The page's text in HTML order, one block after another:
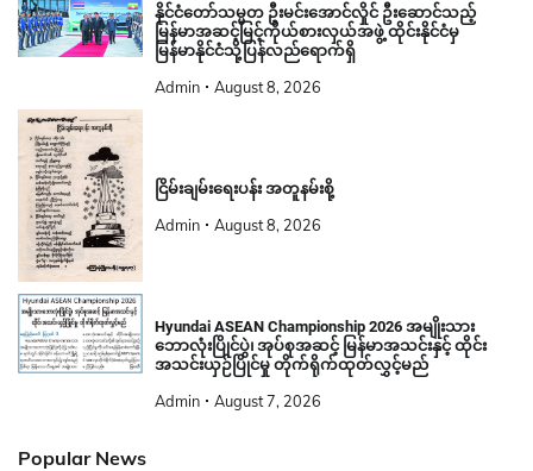
နိုင်ငံတော်သမ္မတ ဦးမင်းအောင်လှိုင် ဦးဆောင်သည့်
မြန်မာအဆင့်မြင့်ကိုယ်စားလှယ်အဖွဲ့ ထိုင်းနိုင်ငံမှ
မြန်မာနိုင်ငံသို့ပြန်လည်ရောက်ရှိ
Admin August 8, 2026
ငြိမ်းချမ်းရေးပန်း အတူနမ်းစို့
Admin August 8, 2026
Hyundai ASEAN Championship 2026 အမျိုးသား
ဘောလုံးပြိုင်ပွဲ၊ အုပ်စုအဆင့် မြန်မာအသင်းနှင့် ထိုင်း
အသင်းယှဉ်ပြိုင်မှု တိုက်ရိုက်ထုတ်လွှင့်မည်
Admin August 7, 2026
Popular News